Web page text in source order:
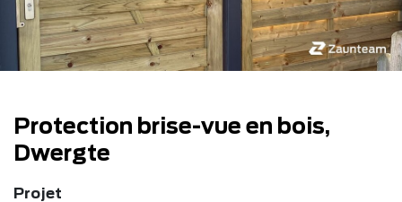
Protection brise-vue en bois,
Dwergte
Projet